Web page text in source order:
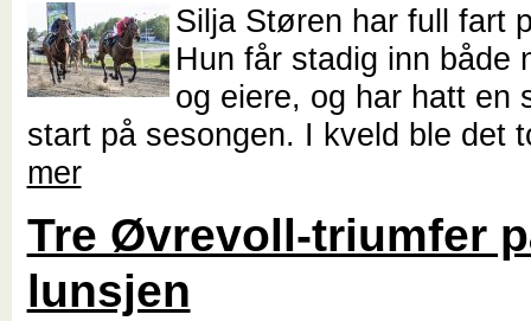
Silja Støren har full fart
Hun får stadig inn både
og eiere, og har hatt en
start på sesongen. I kveld ble
mer
Tre Øvrevoll-triumfer
lunsjen